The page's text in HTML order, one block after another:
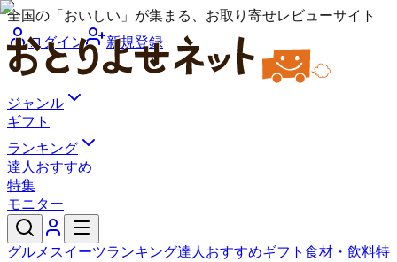
全国の「おいしい」が集まる、お取り寄せレビューサイト
ログイン
新規登録
ジャンル
ギフト
ランキング
達人おすすめ
特集
モニター
グルメ スイーツランキング達人おすすめギフト 食材・飲料特